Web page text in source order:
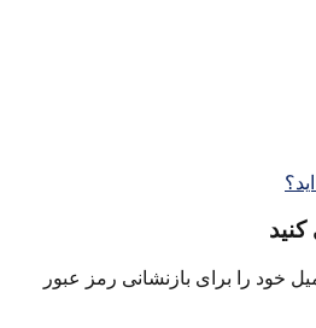
خود را برای بازنشانی رمز عبور